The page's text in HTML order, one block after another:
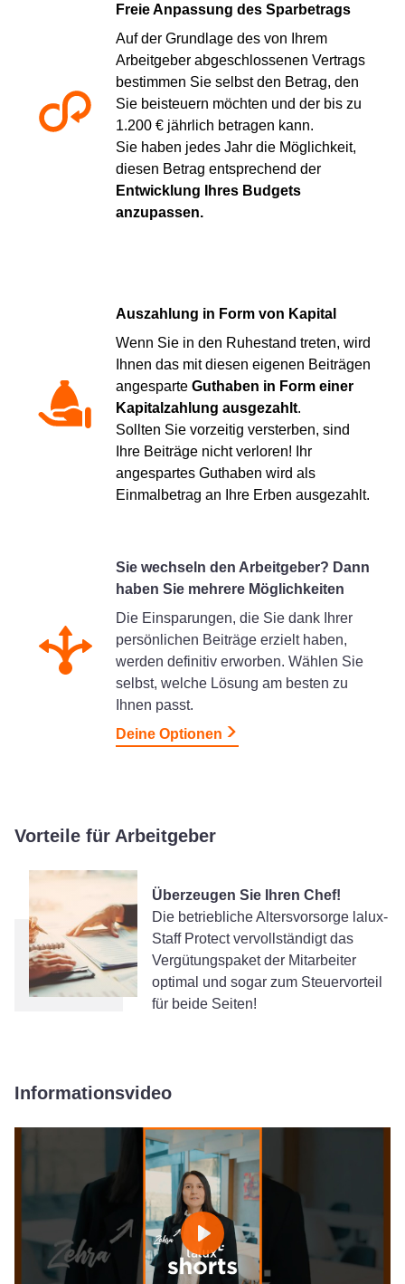
Freie Anpassung des Sparbetrags
Auf der Grundlage des von Ihrem
Arbeitgeber abgeschlossenen Vertrags
bestimmen Sie selbst den Betrag, den
Sie beisteuern möchten und der bis zu
1.200 € jährlich betragen kann.
Sie haben jedes Jahr die Möglichkeit,
diesen Betrag entsprechend der
Entwicklung Ihres Budgets
anzupassen.
Auszahlung in Form von Kapital
Wenn Sie in den Ruhestand treten, wird
Ihnen das mit diesen eigenen Beiträgen
angesparte Guthaben in Form einer
Kapitalzahlung ausgezahlt.
Sollten Sie vorzeitig versterben, sind
Ihre Beiträge nicht verloren! Ihr
angespartes Guthaben wird als
Einmalbetrag an Ihre Erben ausgezahlt.
Sie wechseln den Arbeitgeber? Dann
haben Sie mehrere Möglichkeiten
Die Einsparungen, die Sie dank Ihrer
persönlichen Beiträge erzielt haben,
werden definitiv erworben. Wählen Sie
selbst, welche Lösung am besten zu
Ihnen passt.
Deine Optionen
Vorteile für Arbeitgeber
Überzeugen Sie Ihren Chef!
Die betriebliche Altersvorsorge lalux-
Staff Protect vervollständigt das
Vergütungspaket der Mitarbeiter
optimal und sogar zum Steuervorteil
für beide Seiten!
Informationsvideo
Play